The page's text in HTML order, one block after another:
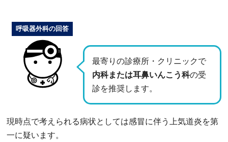
最寄りの診療所・クリニックで
内科または耳鼻いんこう科の受
診を推奨します。
呼吸器外科の回答
現時点で考えられる病状としては感冒に伴う上気道炎を第
一に疑います。